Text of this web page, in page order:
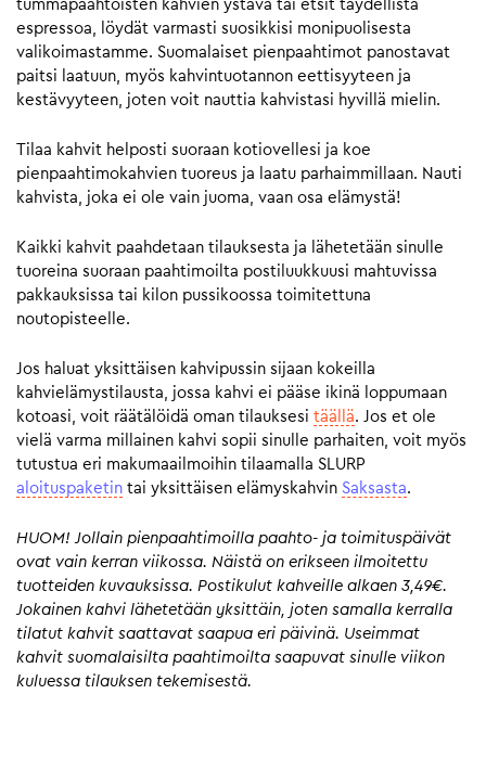
tummapaahtoisten kahvien ystävä tai etsit täydellistä
espressoa, löydät varmasti suosikkisi monipuolisesta
valikoimastamme. Suomalaiset pienpaahtimot panostavat
paitsi laatuun, myös kahvintuotannon eettisyyteen ja
kestävyyteen, joten voit nauttia kahvistasi hyvillä mielin.
Tilaa kahvit helposti suoraan kotiovellesi ja koe
pienpaahtimokahvien tuoreus ja laatu parhaimmillaan. Nauti
kahvista, joka ei ole vain juoma, vaan osa elämystä!
Kaikki kahvit paahdetaan tilauksesta ja lähetetään sinulle
tuoreina suoraan paahtimoilta postiluukkuusi mahtuvissa
pakkauksissa tai kilon pussikoossa toimitettuna
noutopisteelle.
Jos haluat yksittäisen kahvipussin sijaan kokeilla
kahvielämystilausta, jossa kahvi ei pääse ikinä loppumaan
kotoasi, voit räätälöidä oman tilauksesi täällä. Jos et ole
vielä varma millainen kahvi sopii sinulle parhaiten, voit myös
tutustua eri makumaailmoihin tilaamalla SLURP
aloituspaketin tai yksittäisen elämyskahvin Saksasta.
HUOM! Jollain pienpaahtimoilla paahto- ja toimituspäivät
ovat vain kerran viikossa. Näistä on erikseen ilmoitettu
tuotteiden kuvauksissa. Postikulut kahveille alkaen 3,49€.
Jokainen kahvi lähetetään yksittäin, joten samalla kerralla
tilatut kahvit saattavat saapua eri päivinä. Useimmat
kahvit suomalaisilta paahtimoilta saapuvat sinulle viikon
kuluessa tilauksen tekemisestä.